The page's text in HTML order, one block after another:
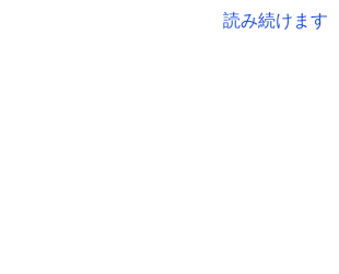
読み続けます